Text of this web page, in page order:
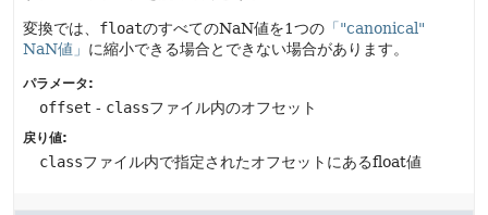
変換では、 floatのすべてのNaN値を1つの 「"canonical"
NaN値」 に縮小できる場合とできない場合があります。
パラメータ:
offset - classファイル内のオフセット
戻り値:
classファイル内で指定されたオフセットにあるfloat値